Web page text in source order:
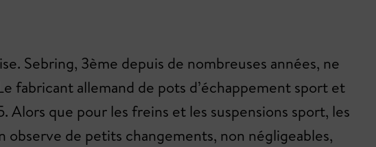
Sebring, 3ème depuis de nombreuses années, ne
fabricant allemand de pots d’échappement sport et
Alors que pour les freins et les suspensions sport, les
observe de petits changements, non négligeables,